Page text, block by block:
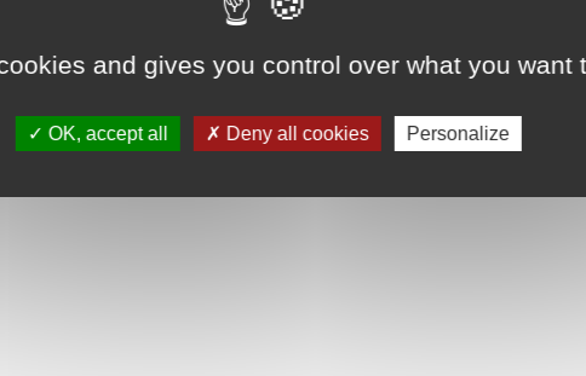
and gives you control over what you want
OK, accept all Deny all cookies Personalize